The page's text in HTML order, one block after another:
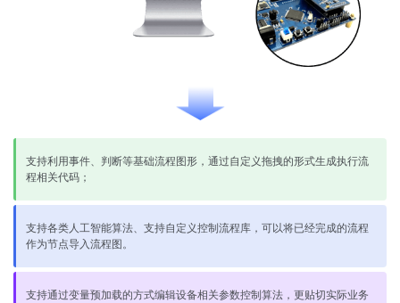
支持利用事件、判断等基础流程图形，通过自定义拖拽的形式生成执行流
程相关代码；
支持各类人工智能算法、支持自定义控制流程库，可以将已经完成的流程
作为节点导入流程图。
支持通过变量预加载的方式编辑设备相关参数控制算法，更贴切实际业务